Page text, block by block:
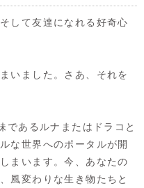
して友達になれる好奇心
いました。さあ、それを
であるルナまたはドラコと
な世界へのポータルが開
まいます。今、あなたの
風変わりな生き物たちと